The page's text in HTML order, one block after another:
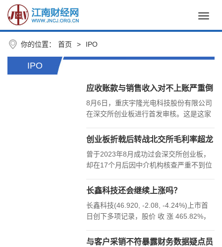
你的位置： 首页 > IPO
IPO
应收账款与销售收入对不上账严重倒
挂且与客户对账信披打架 销售惊现
零回款信用政策暗藏玄机关联运输定
价大幅偏离市场——宇隆光电
8月6日，重庆宇隆光电科技股份有限公司
在深交所创业板进行首发审核。这是这家
二次向A股市场发起冲击。公司主营业务
及精密功能器件，此次计划募集资金10亿
元。
创业板折戟后转战北交所毛利率超龙
头突击分红超补流、销量及财务数据
打架信披疑云丛生——森峰激光
曾于2023年8月成功过会深交所创业板，
却在17个月后因中介机构核查严重不到位
公司（以下简称“森峰激光”）如今转战北
长鑫科技还会继续上涨吗？
长鑫科技(46.920, -2.08, -4.24%)上市首
日创下多项记录，股价 收 涨 465.82%，
银行(7.950, 0.22, 2.85%)成为 A股总市值
与客户采销不符暴露财务数据疑点员